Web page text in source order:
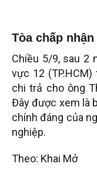
Tòa chấp
Chiều 5/9, sau 2
vực 12
chi trả cho ông
Đây được xem là
chính đáng của
nghiệp.
Theo: Khai Mở